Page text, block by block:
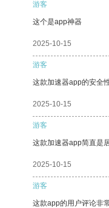
游客
这个是app神器
2025-10-15
游客
这款加速器app的安全
2025-10-15
游客
这款加速器app简直是
2025-10-15
游客
这款app的用户评论非